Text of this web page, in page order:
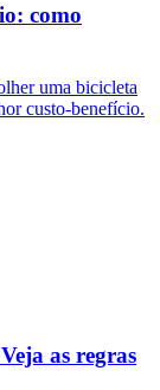
como
uma bicicleta
custo-benefício.
as regras